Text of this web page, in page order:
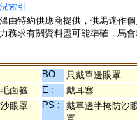
索引
由特約供應商提供，供馬迷作
務求有關資料盡可能準確，馬
BO : 只戴單邊眼罩
面箍 E : 戴耳塞
眼罩 PS :
戴單邊半掩防沙